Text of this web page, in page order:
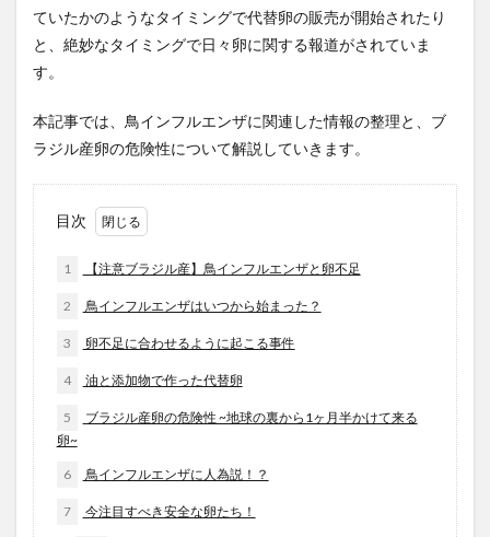
ていたかのようなタイミングで代替卵の販売が開始されたり
と、絶妙なタイミングで日々卵に関する報道がされていま
す。
本記事では、鳥インフルエンザに関連した情報の整理と、ブ
ラジル産卵の危険性について解説していきます。
目次
1 【注意ブラジル産】鳥インフルエンザと卵不足
2 鳥インフルエンザはいつから始まった？
3 卵不足に合わせるように起こる事件
4 油と添加物で作った代替卵
5
ブラジル産卵の危険性 ~地球の裏から1ヶ月半かけて来る
卵~
6 鳥インフルエンザに人為説！？
7 今注目すべき安全な卵たち！